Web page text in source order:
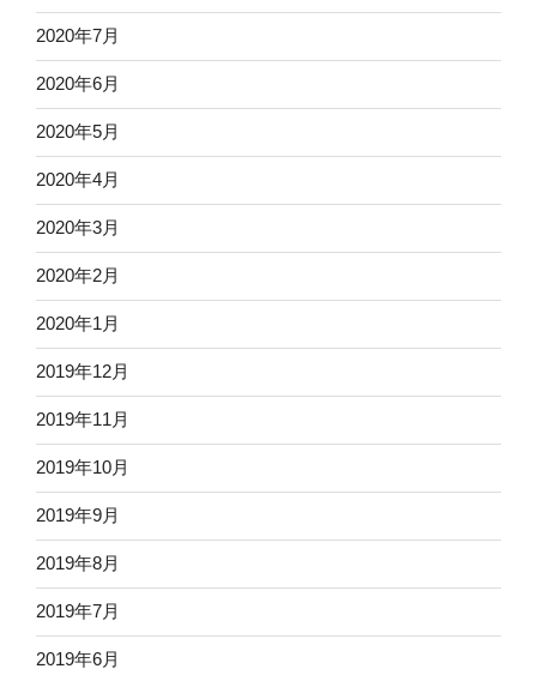
2020年7月
2020年6月
2020年5月
2020年4月
2020年3月
2020年2月
2020年1月
2019年12月
2019年11月
2019年10月
2019年9月
2019年8月
2019年7月
2019年6月